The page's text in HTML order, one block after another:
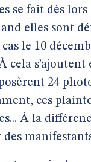
se fait dès
elles sont
le 10
cela
24
ces
À la